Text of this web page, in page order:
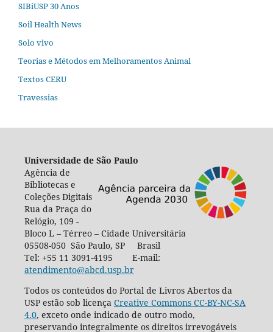
SIBiUSP 30 Anos
Soil Health News
Solo vivo
Teorias e Métodos em Melhoramentos Animal
Textos CERU
Travessias
Universidade de São Paulo
Agência de
Bibliotecas e
Coleções Digitais
Rua da Praça do
Relógio, 109 -
Bloco L – Térreo – Cidade Universitária
05508-050 São Paulo, SP Brasil
Tel: +55 11 3091-4195 E-mail:
atendimento@abcd.usp.br
Todos os conteúdos do Portal de Livros Abertos da
USP estão sob licença Creative Commons CC-BY-NC-SA
4.0, exceto onde indicado de outro modo,
preservando integralmente os direitos irrevogáveis